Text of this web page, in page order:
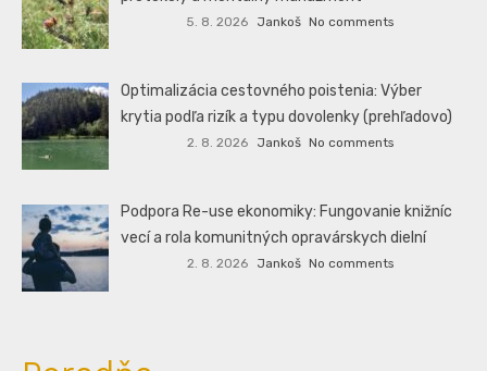
5. 8. 2026 Jankoš No comments
Optimalizácia cestovného poistenia: Výber
krytia podľa rizík a typu dovolenky (prehľadovo)
2. 8. 2026 Jankoš No comments
Podpora Re-use ekonomiky: Fungovanie knižníc
vecí a rola komunitných opravárskych dielní
2. 8. 2026 Jankoš No comments